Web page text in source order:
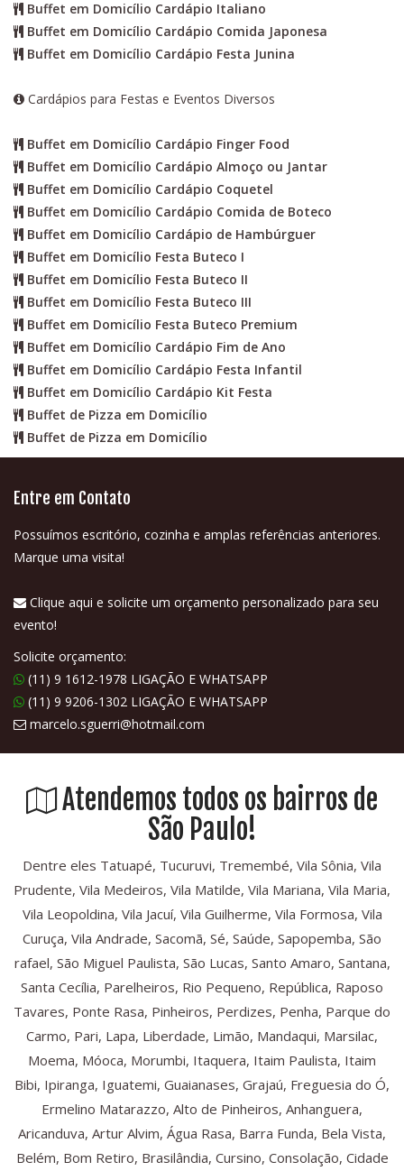
Buffet em Domicílio Cardápio Italiano
Buffet em Domicílio Cardápio Comida Japonesa
Buffet em Domicílio Cardápio Festa Junina
Cardápios para Festas e Eventos Diversos
Buffet em Domicílio Cardápio Finger Food
Buffet em Domicílio Cardápio Almoço ou Jantar
Buffet em Domicílio Cardápio Coquetel
Buffet em Domicílio Cardápio Comida de Boteco
Buffet em Domicílio Cardápio de Hambúrguer
Buffet em Domicílio Festa Buteco I
Buffet em Domicílio Festa Buteco II
Buffet em Domicílio Festa Buteco III
Buffet em Domicílio Festa Buteco Premium
Buffet em Domicílio Cardápio Fim de Ano
Buffet em Domicílio Cardápio Festa Infantil
Buffet em Domicílio Cardápio Kit Festa
Buffet de Pizza em Domicílio
Buffet de Pizza em Domicílio
Entre em Contato
Possuímos escritório, cozinha e amplas referências anteriores.
Marque uma visita!
Clique aqui e solicite um orçamento personalizado para seu
evento!
Solicite orçamento:
(11) 9 1612-1978 LIGAÇÃO E WHATSAPP
(11) 9 9206-1302 LIGAÇÃO E WHATSAPP
marcelo.sguerri@hotmail.com
Atendemos todos os bairros de
São Paulo!
Dentre eles Tatuapé, Tucuruvi, Tremembé, Vila Sônia, Vila
Prudente, Vila Medeiros, Vila Matilde, Vila Mariana, Vila Maria,
Vila Leopoldina, Vila Jacuí, Vila Guilherme, Vila Formosa, Vila
Curuça, Vila Andrade, Sacomã, Sé, Saúde, Sapopemba, São
rafael, São Miguel Paulista, São Lucas, Santo Amaro, Santana,
Santa Cecília, Parelheiros, Rio Pequeno, República, Raposo
Tavares, Ponte Rasa, Pinheiros, Perdizes, Penha, Parque do
Carmo, Pari, Lapa, Liberdade, Limão, Mandaqui, Marsilac,
Moema, Móoca, Morumbi, Itaquera, Itaim Paulista, Itaim
Bibi, Ipiranga, Iguatemi, Guaianases, Grajaú, Freguesia do Ó,
Ermelino Matarazzo, Alto de Pinheiros, Anhanguera,
Aricanduva, Artur Alvim, Água Rasa, Barra Funda, Bela Vista,
Belém, Bom Retiro, Brasilândia, Cursino, Consolação, Cidade